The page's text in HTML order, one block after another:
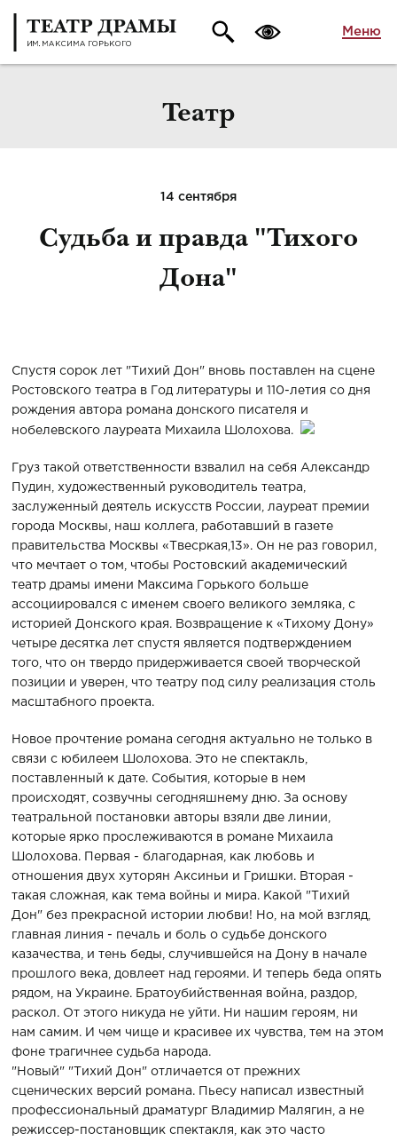
Меню
Театр
14 сентября
Судьба и правда "Тихого
Дона"
Спустя сорок лет "Тихий Дон" вновь поставлен на сцене
Ростовского театра в Год литературы и 110-летия со дня
рождения автора романа донского писателя и
нобелевского лауреата Михаила Шолохова.
Груз такой ответственности взвалил на себя Александр
Пудин, художественный руководитель театра,
заслуженный деятель искусств России, лауреат премии
города Москвы, наш коллега, работавший в газете
правительства Москвы «Твесркая,13». Он не раз говорил,
что мечтает о том, чтобы Ростовский академический
театр драмы имени Максима Горького больше
ассоциировался с именем своего великого земляка, с
историей Донского края. Возвращение к «Тихому Дону»
четыре десятка лет спустя является подтверждением
того, что он твердо придерживается своей творческой
позиции и уверен, что театру под силу реализация столь
масштабного проекта.
Новое прочтение романа сегодня актуально не только в
связи с юбилеем Шолохова. Это не спектакль,
поставленный к дате. События, которые в нем
происходят, созвучны сегодняшнему дню. За основу
театральной постановки авторы взяли две линии,
которые ярко прослеживаются в романе Михаила
Шолохова. Первая - благодарная, как любовь и
отношения двух хуторян Аксиньи и Гришки. Вторая -
такая сложная, как тема войны и мира. Какой "Тихий
Дон" без прекрасной истории любви! Но, на мой взгляд,
главная линия - печаль и боль о судьбе донского
казачества, и тень беды, случившейся на Дону в начале
прошлого века, довлеет над героями. И теперь беда опять
рядом, на Украине. Братоубийственная война, раздор,
раскол. От этого никуда не уйти. Ни нашим героям, ни
нам самим. И чем чище и красивее их чувства, тем на этом
фоне трагичнее судьба народа.
"Новый" "Тихий Дон" отличается от прежних
сценических версий романа. Пьесу написал известный
профессиональный драматург Владимир Малягин, а не
режиссер-постановщик спектакля, как это часто